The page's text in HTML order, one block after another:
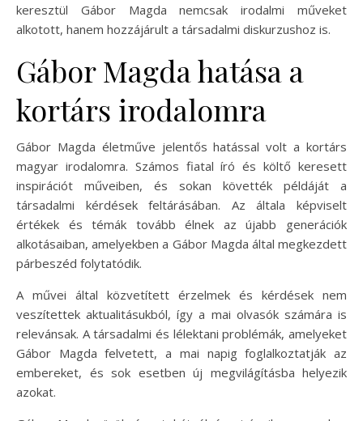
keresztül Gábor Magda nemcsak irodalmi műveket
alkotott, hanem hozzájárult a társadalmi diskurzushoz is.
Gábor Magda hatása a
kortárs irodalomra
Gábor Magda életműve jelentős hatással volt a kortárs
magyar irodalomra. Számos fiatal író és költő keresett
inspirációt műveiben, és sokan követték példáját a
társadalmi kérdések feltárásában. Az általa képviselt
értékek és témák tovább élnek az újabb generációk
alkotásaiban, amelyekben a Gábor Magda által megkezdett
párbeszéd folytatódik.
A művei által közvetített érzelmek és kérdések nem
veszítettek aktualitásukból, így a mai olvasók számára is
relevánsak. A társadalmi és lélektani problémák, amelyeket
Gábor Magda felvetett, a mai napig foglalkoztatják az
embereket, és sok esetben új megvilágításba helyezik
azokat.